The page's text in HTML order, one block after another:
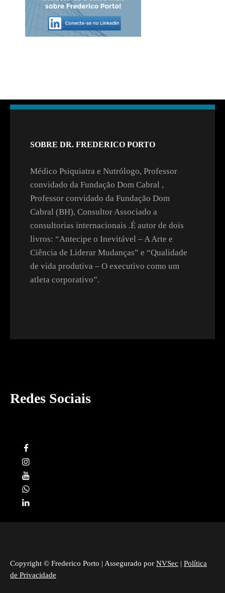
SOBRE DR. FREDERICO PORTO
Médico Psiquiatra e Nutrólogo, Professor
convidado da Fundação Dom Cabral ,
Professor convidado da Fundação Dom
Cabral (BH), Consultor Associado a
consultorias internacionais .É autor de dois
livros: “Antecipe o Inevitável – A Arte e
Ciência de Liderar Mudanças” e “Qualidade
de vida produtiva – O executivo como um
atleta corporativo”.
Redes Sociais
Copyright © Frederico Porto | Assegurado por NVSec | Política
de Privacidade